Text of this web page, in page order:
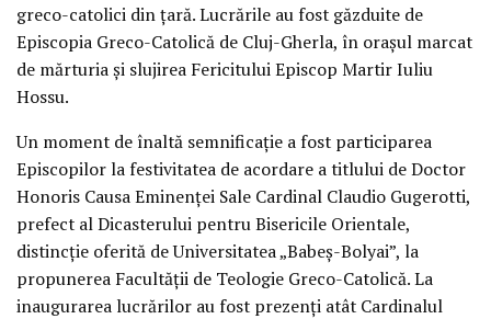
greco-catolici din țară. Lucrările au fost găzduite de
Episcopia Greco-Catolică de Cluj-Gherla, în orașul marcat
de mărturia și slujirea Fericitului Episcop Martir Iuliu
Hossu.
Un moment de înaltă semnificație a fost participarea
Episcopilor la festivitatea de acordare a titlului de Doctor
Honoris Causa Eminenței Sale Cardinal Claudio Gugerotti,
prefect al Dicasterului pentru Bisericile Orientale,
distincție oferită de Universitatea „Babeș-Bolyai”, la
propunerea Facultății de Teologie Greco-Catolică. La
inaugurarea lucrărilor au fost prezenți atât Cardinalul